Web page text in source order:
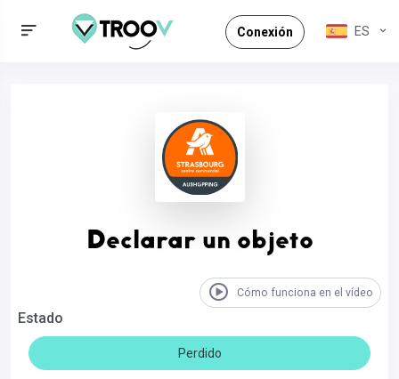
Conexión ES
Declarar un objeto
Cómo funciona en el vídeo
Estado
Perdido